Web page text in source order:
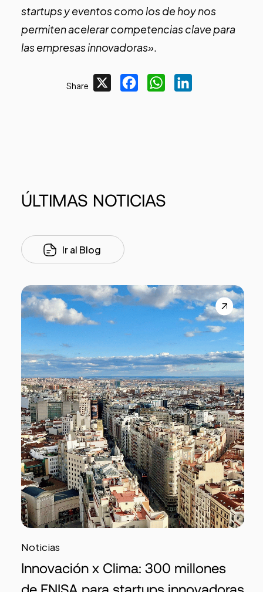
startups y eventos como los de hoy nos
permiten acelerar competencias clave para
las empresas innovadoras».
Share FacebookWhatsApp
ÚLTIMAS NOTICIAS
Ir al Blog
Noticias
Innovación x Clima: 300 millones